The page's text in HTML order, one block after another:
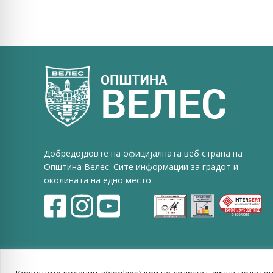
Добредојдовте на официјалната веб страна на
Општина Велес. Сите информации за градот и
околината на едно место.